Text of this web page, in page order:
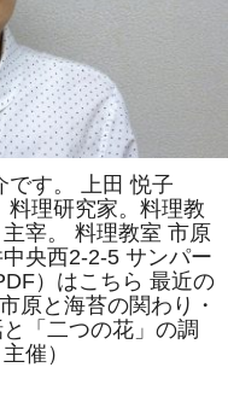
です。 上田 悦子
料理研究家。料理教
宰。 料理教室 市原
央西2-2-5 サンパー
）はこちら 最近の
原と海苔の関わり・
「二つの花」の調
催）